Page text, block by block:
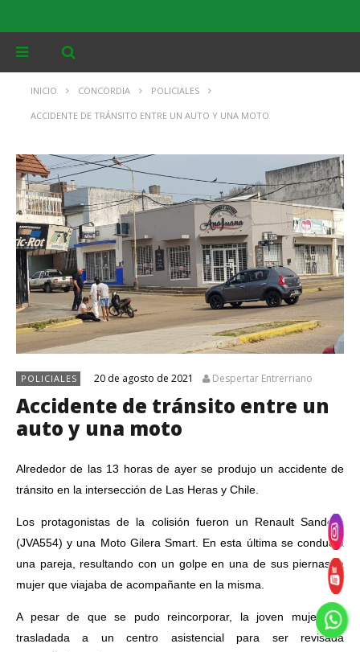
INICIO CONCORDIA POLICIALES
ACCIDENTE DE TRÁNSITO ENTRE UN AUTO Y UNA MOTO
POLICIALES 20 de agosto de 2021 Despertar Entrerriano
Accidente de tránsito entre un
auto y una moto
Alrededor de las 13 horas de ayer se produjo un accidente de
tránsito en la intersección de Las Heras y Chile.
Los protagonistas de la colisión fueron un Renault Sandero
(JVA554) y una Moto Gilera Smart. En esta última se conducía
una pareja, resultando con un golpe en una de sus piernas la
mujer que viajaba de acompañante en la misma.
A pesar de que se pudo reincorporar, la joven mujer fue
trasladada a un centro asistencial para ser revisada